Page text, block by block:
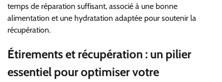
temps de réparation suffisant, associé à une bonne
alimentation et une hydratation adaptée pour soutenir la
récupération.
Étirements et récupération : un pilier
essentiel pour optimiser votre